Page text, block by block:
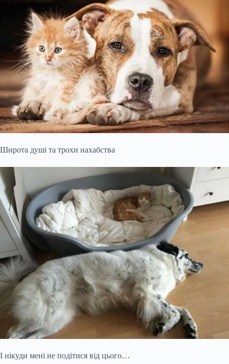
Широта душі та трохи нахабства
І нікуди мені не подітися від цього…